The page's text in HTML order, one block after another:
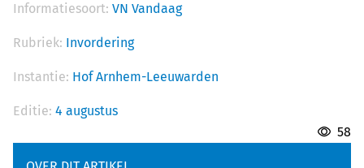
Informatiesoort: VN Vandaag
Rubriek: Invordering
Instantie: Hof Arnhem-Leeuwarden
Editie: 4 augustus
58